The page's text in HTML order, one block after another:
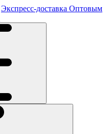
Экспресс-доставка Оптовым